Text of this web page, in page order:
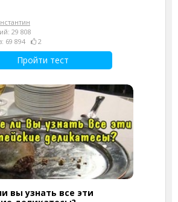
29 808
69 894
2
Пройти тест
вы узнать все эти